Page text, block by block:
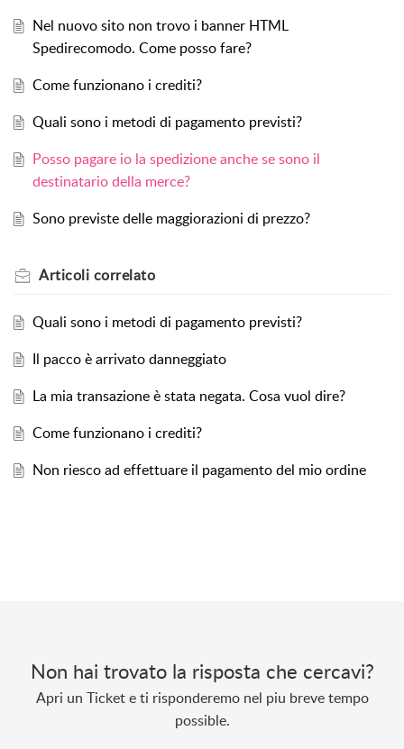
Nel nuovo sito non trovo i banner HTML
Spedirecomodo. Come posso fare?
Come funzionano i crediti?
Quali sono i metodi di pagamento previsti?
Posso pagare io la spedizione anche se sono il
destinatario della merce?
Sono previste delle maggiorazioni di prezzo?
Articoli correlato
Quali sono i metodi di pagamento previsti?
Il pacco è arrivato danneggiato
La mia transazione è stata negata. Cosa vuol dire?
Come funzionano i crediti?
Non riesco ad effettuare il pagamento del mio ordine
Non hai trovato la risposta che cercavi?
Apri un Ticket e ti risponderemo nel piu breve tempo
possible.